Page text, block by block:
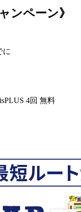
ンペーン》
に
4回 無料